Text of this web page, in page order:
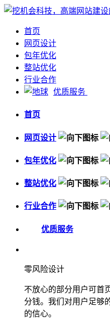
首页
网页设计
包年优化
整站优化
行业合作
优质服务
首页
网页设计
包年优化
整站优化
行业合作
优质服务
零风险设计
不放心的部分用户可首
分钱。我们对用户足够
的信心。